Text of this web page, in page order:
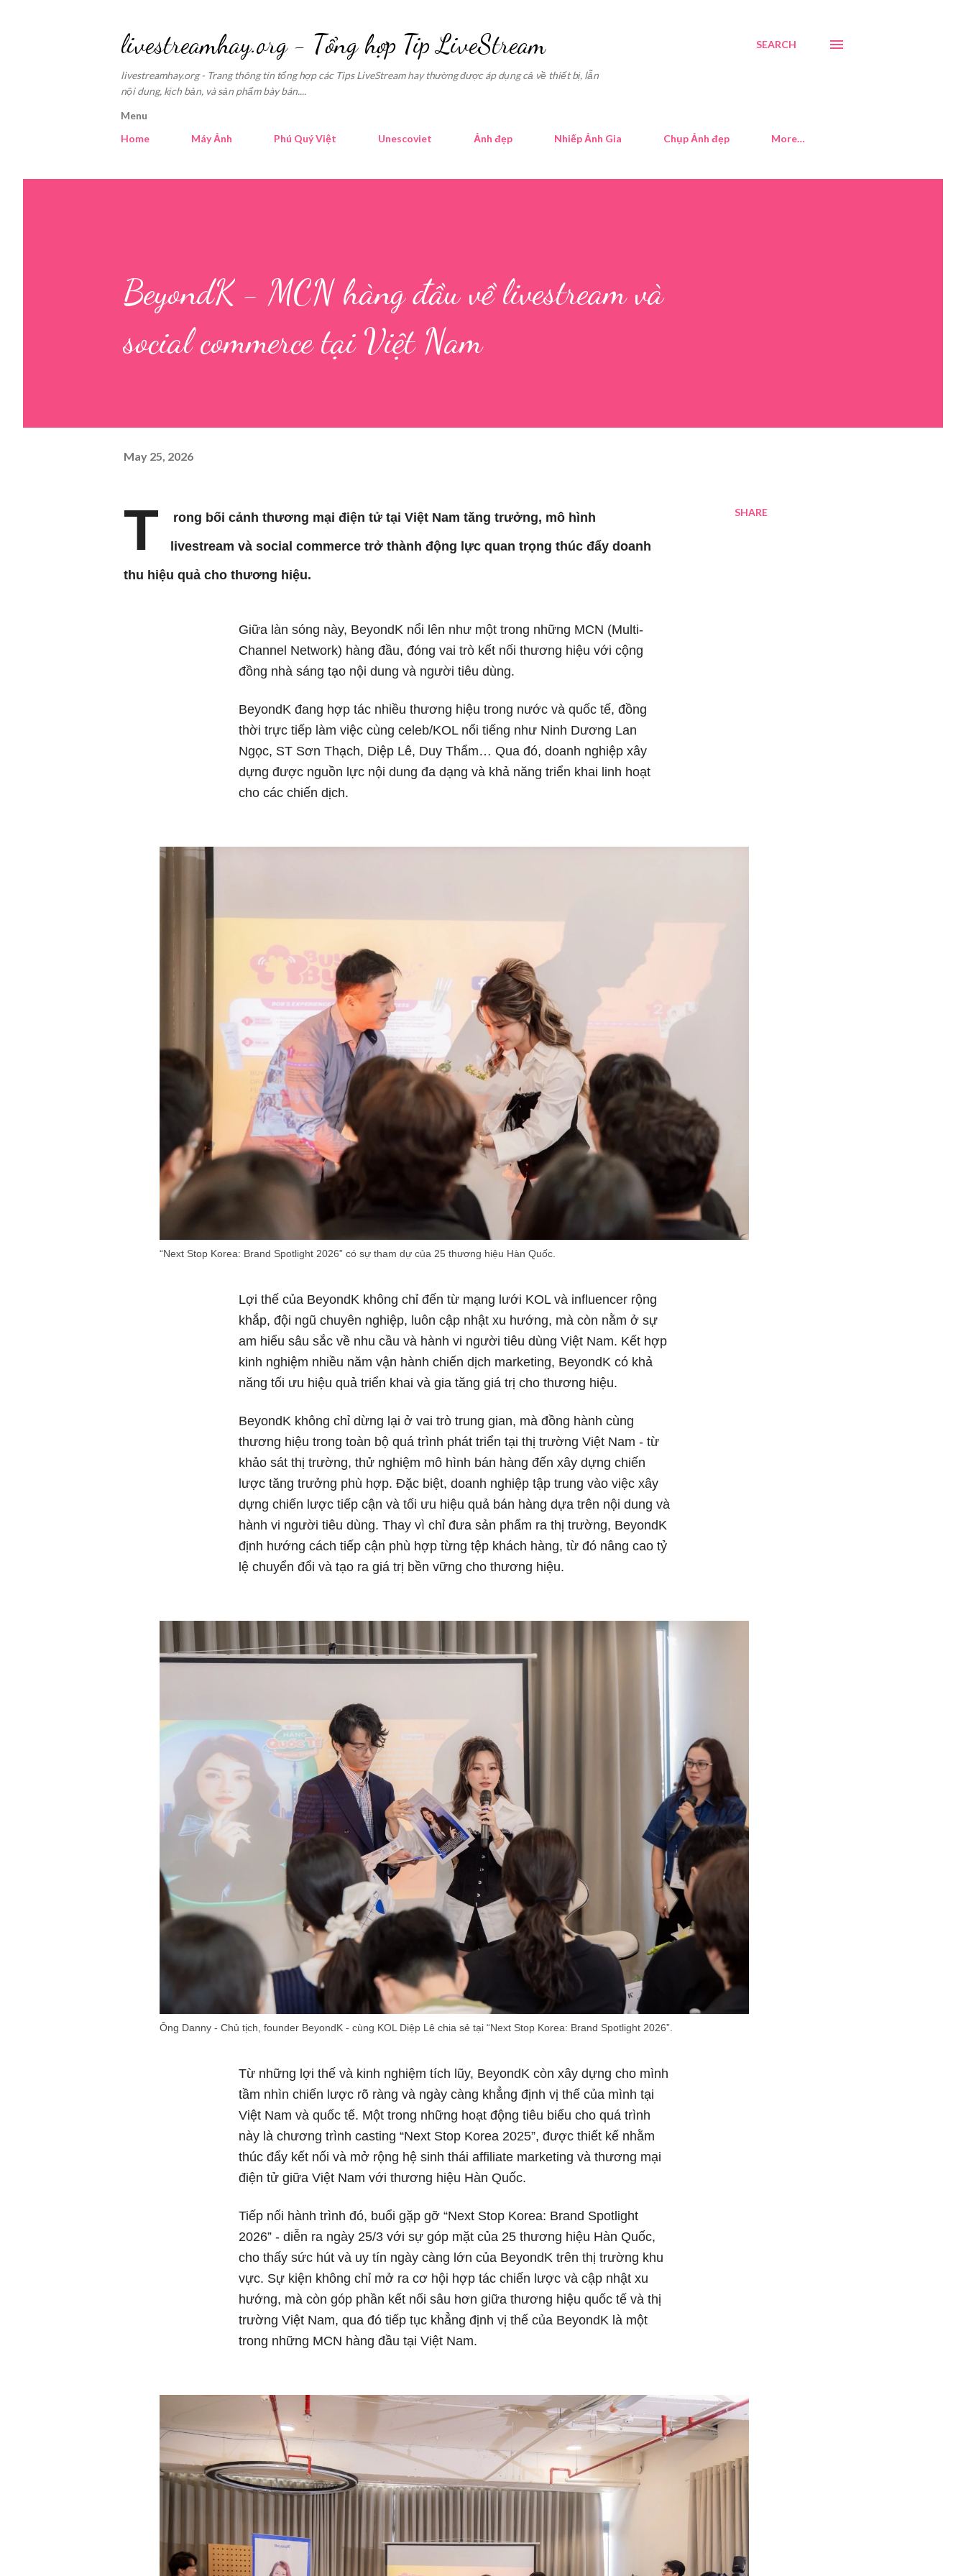
livestreamhay.org - Tổng hợp Tip LiveStream
livestreamhay.org - Trang thông tin tổng hợp các Tips LiveStream hay thường được áp dụng cả về thiết bị, lẫn
nội dung, kịch bản, và sản phẩm bày bán....
SEARCH
Menu
Home
Máy Ảnh Phú Quý Việt Unescoviet Ảnh đẹp Nhiếp Ảnh Gia Chụp Ảnh đẹp More…
BeyondK - MCN hàng đầu về livestream và
social commerce tại Việt Nam
May 25, 2026
T
rong bối cảnh thương mại điện tử tại Việt Nam tăng trưởng, mô hình
livestream và social commerce trở thành động lực quan trọng thúc đẩy doanh
thu hiệu quả cho thương hiệu.
Giữa làn sóng này, BeyondK nổi lên như một trong những MCN (Multi-
Channel Network) hàng đầu, đóng vai trò kết nối thương hiệu với cộng
đồng nhà sáng tạo nội dung và người tiêu dùng.
BeyondK đang hợp tác nhiều thương hiệu trong nước và quốc tế, đồng
thời trực tiếp làm việc cùng celeb/KOL nổi tiếng như Ninh Dương Lan
Ngọc, ST Sơn Thạch, Diệp Lê, Duy Thẩm… Qua đó, doanh nghiệp xây
dựng được nguồn lực nội dung đa dạng và khả năng triển khai linh hoạt
cho các chiến dịch.
“Next Stop Korea: Brand Spotlight 2026” có sự tham dự của 25 thương hiệu Hàn Quốc.
Lợi thế của BeyondK không chỉ đến từ mạng lưới KOL và influencer rộng
khắp, đội ngũ chuyên nghiệp, luôn cập nhật xu hướng, mà còn nằm ở sự
am hiểu sâu sắc về nhu cầu và hành vi người tiêu dùng Việt Nam. Kết hợp
kinh nghiệm nhiều năm vận hành chiến dịch marketing, BeyondK có khả
năng tối ưu hiệu quả triển khai và gia tăng giá trị cho thương hiệu.
BeyondK không chỉ dừng lại ở vai trò trung gian, mà đồng hành cùng
thương hiệu trong toàn bộ quá trình phát triển tại thị trường Việt Nam - từ
khảo sát thị trường, thử nghiệm mô hình bán hàng đến xây dựng chiến
lược tăng trưởng phù hợp. Đặc biệt, doanh nghiệp tập trung vào việc xây
dựng chiến lược tiếp cận và tối ưu hiệu quả bán hàng dựa trên nội dung và
hành vi người tiêu dùng. Thay vì chỉ đưa sản phẩm ra thị trường, BeyondK
định hướng cách tiếp cận phù hợp từng tệp khách hàng, từ đó nâng cao tỷ
lệ chuyển đổi và tạo ra giá trị bền vững cho thương hiệu.
Ông Danny - Chủ tịch, founder BeyondK - cùng KOL Diệp Lê chia sẻ tại “Next Stop Korea: Brand Spotlight 2026”.
Từ những lợi thế và kinh nghiệm tích lũy, BeyondK còn xây dựng cho mình
tầm nhìn chiến lược rõ ràng và ngày càng khẳng định vị thế của mình tại
Việt Nam và quốc tế. Một trong những hoạt động tiêu biểu cho quá trình
này là chương trình casting “Next Stop Korea 2025”, được thiết kế nhằm
thúc đẩy kết nối và mở rộng hệ sinh thái affiliate marketing và thương mại
điện tử giữa Việt Nam với thương hiệu Hàn Quốc.
Tiếp nối hành trình đó, buổi gặp gỡ “Next Stop Korea: Brand Spotlight
2026” - diễn ra ngày 25/3 với sự góp mặt của 25 thương hiệu Hàn Quốc,
cho thấy sức hút và uy tín ngày càng lớn của BeyondK trên thị trường khu
vực. Sự kiện không chỉ mở ra cơ hội hợp tác chiến lược và cập nhật xu
hướng, mà còn góp phần kết nối sâu hơn giữa thương hiệu quốc tế và thị
trường Việt Nam, qua đó tiếp tục khẳng định vị thế của BeyondK là một
trong những MCN hàng đầu tại Việt Nam.
SHARE